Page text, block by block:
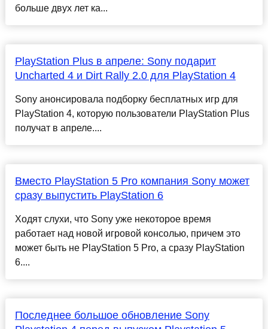
больше двух лет ка...
PlayStation Plus в апреле: Sony подарит
Uncharted 4 и Dirt Rally 2.0 для PlayStation 4
Sony анонсировала подборку бесплатных игр для
PlayStation 4, которую пользователи PlayStation Plus
получат в апреле....
Вместо PlayStation 5 Pro компания Sony может
сразу выпустить PlayStation 6
Ходят слухи, что Sony уже некоторое время
работает над новой игровой консолью, причем это
может быть не PlayStation 5 Pro, а сразу PlayStation
6....
Последнее большое обновление Sony